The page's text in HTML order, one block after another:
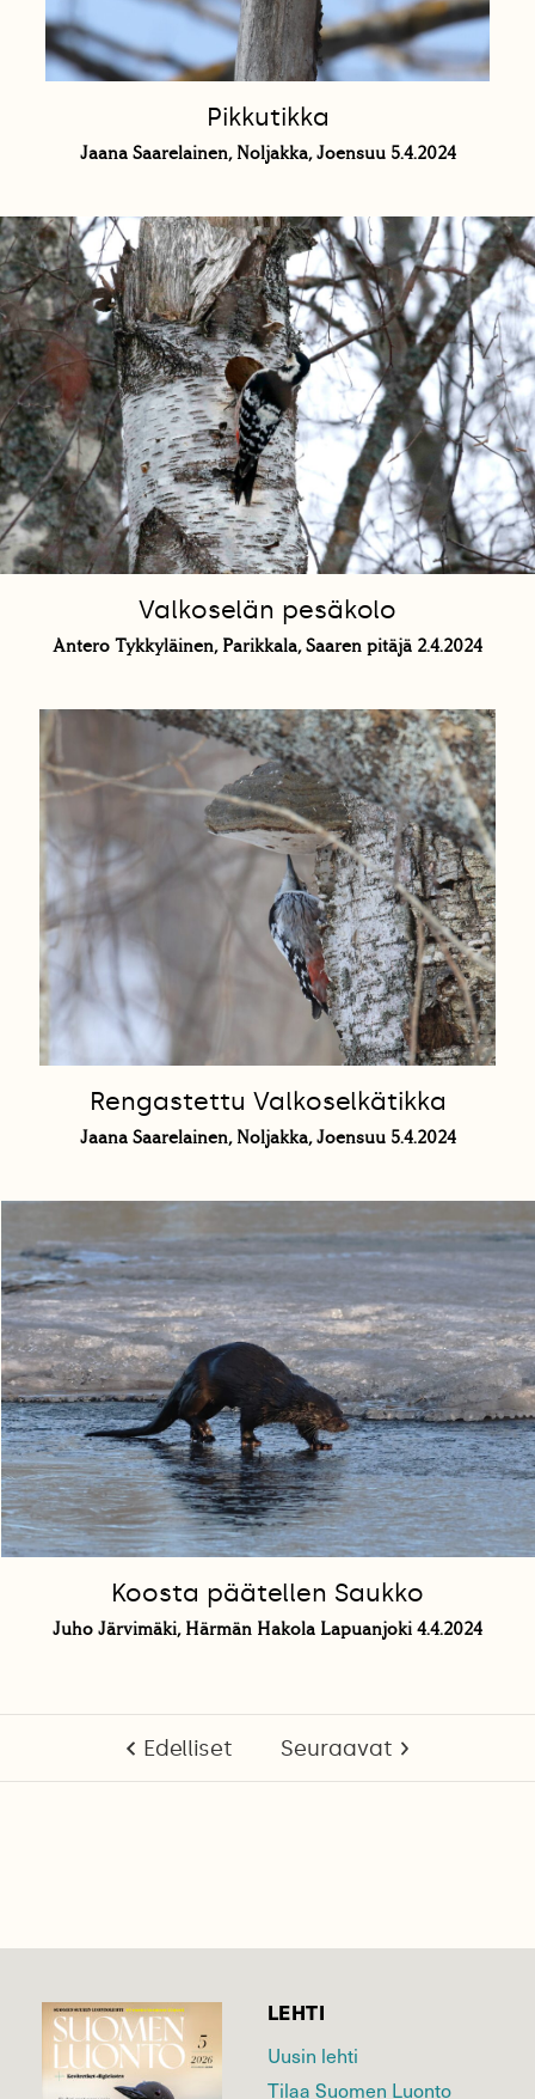
Pikkutikka
Jaana Saarelainen, Noljakka, Joensuu 5.4.2024
Valkoselän pesäkolo
Antero Tykkyläinen, Parikkala, Saaren pitäjä 2.4.2024
Rengastettu Valkoselkätikka
Jaana Saarelainen, Noljakka, Joensuu 5.4.2024
Koosta päätellen Saukko
Juho Järvimäki, Härmän Hakola Lapuanjoki 4.4.2024
Edelliset Seuraavat
LEHTI
Uusin lehti
Tilaa Suomen Luonto